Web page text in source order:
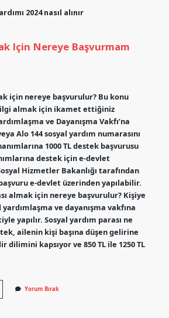
2024 nasıl alınır
Için Nereye Başvurmam
için nereye başvurulur? Bu konu
almak için ikamet ettiğiniz
ve Dayanışma Vakfı’na
Alo 144 sosyal yardım numarasını
1000 TL destek başvurusu
destek için e-devlet
Hizmetler Bakanlığı tarafından
e-devlet üzerinden yapılabilir.
almak için nereye başvurulur? Kişiye
ve dayanışma vakfına
yapılır. Sosyal yardım parası ne
ailenin kişi başına düşen gelirine
dilimini kapsıyor ve 850 TL ile 1250 TL
Yorum Bırak